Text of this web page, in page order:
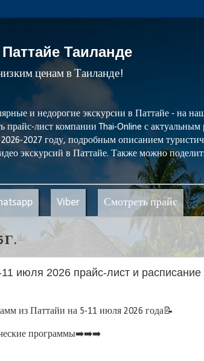
Таиланде
ценам в Таиланде!
и недорогие экскурсии в Паттайе - на
лист компании Thai-Online с
2027 году, подробным описанием
экскурсий в Паттайе. Также можно
Viber Смотреть прайс
Г.
июля 2026 прайс-лист и расписание
из Паттайи на 5-11 июля 2026 года📝
программы➡️➡️➡️